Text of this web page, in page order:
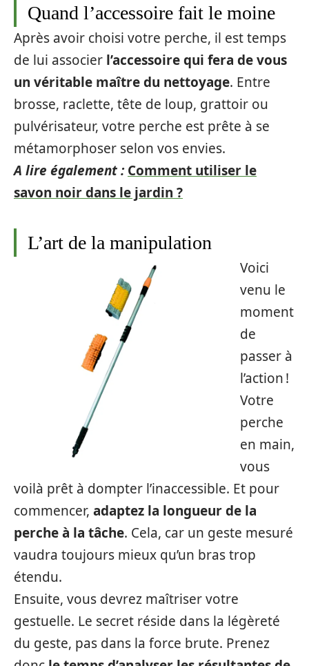
Quand l’accessoire fait le moine
Après avoir choisi votre perche, il est temps
de lui associer l’accessoire qui fera de vous
un véritable maître du nettoyage. Entre
brosse, raclette, tête de loup, grattoir ou
pulvérisateur, votre perche est prête à se
métamorphoser selon vos envies.
A lire également : Comment utiliser le
savon noir dans le jardin ?
L’art de la manipulation
Voici
venu le
moment
de
passer à
l’action !
Votre
perche
en main,
vous
voilà prêt à dompter l’inaccessible. Et pour
commencer, adaptez la longueur de la
perche à la tâche. Cela, car un geste mesuré
vaudra toujours mieux qu’un bras trop
étendu.
Ensuite, vous devrez maîtriser votre
gestuelle. Le secret réside dans la légèreté
du geste, pas dans la force brute. Prenez